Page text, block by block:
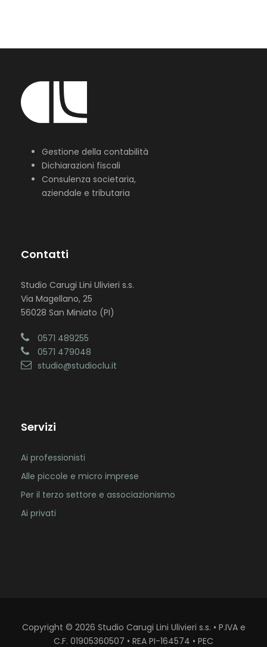
Gestione della contabilità
Dichiarazioni fiscali
Consulenza societaria,
aziendale e tributaria
Contatti
Studio Carugi Lini Ulivieri s.s.
Via Magellano, 25
56028 San Miniato (PI)
0571 489255
0571 479048
studio@studioclu.it
Servizi
Ai professionisti
Alle piccole e micro imprese
Per il terzo settore e associazionismo
Ai privati
Copyright © 2026 Studio Carugi Lini Ulivieri s.s. • P.IVA e
C.F. 01905360507 • REA PI-164574 • PEC